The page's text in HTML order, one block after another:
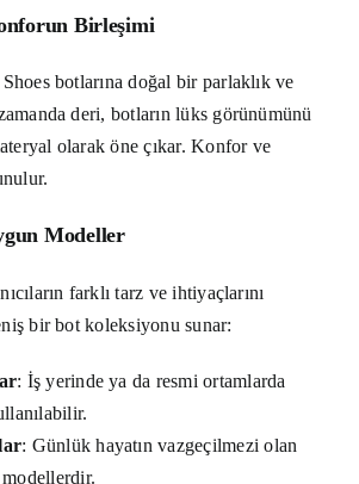
Birleşimi
botlarına doğal bir parlaklık ve
deri, botların lüks görünümünü
olarak öne çıkar. Konfor ve
Modeller
farklı tarz ve ihtiyaçlarını
bir bot koleksiyonu sunar:
: İş yerinde ya da resmi ortamlarda
: Günlük hayatın vazgeçilmezi olan
modellerdir.